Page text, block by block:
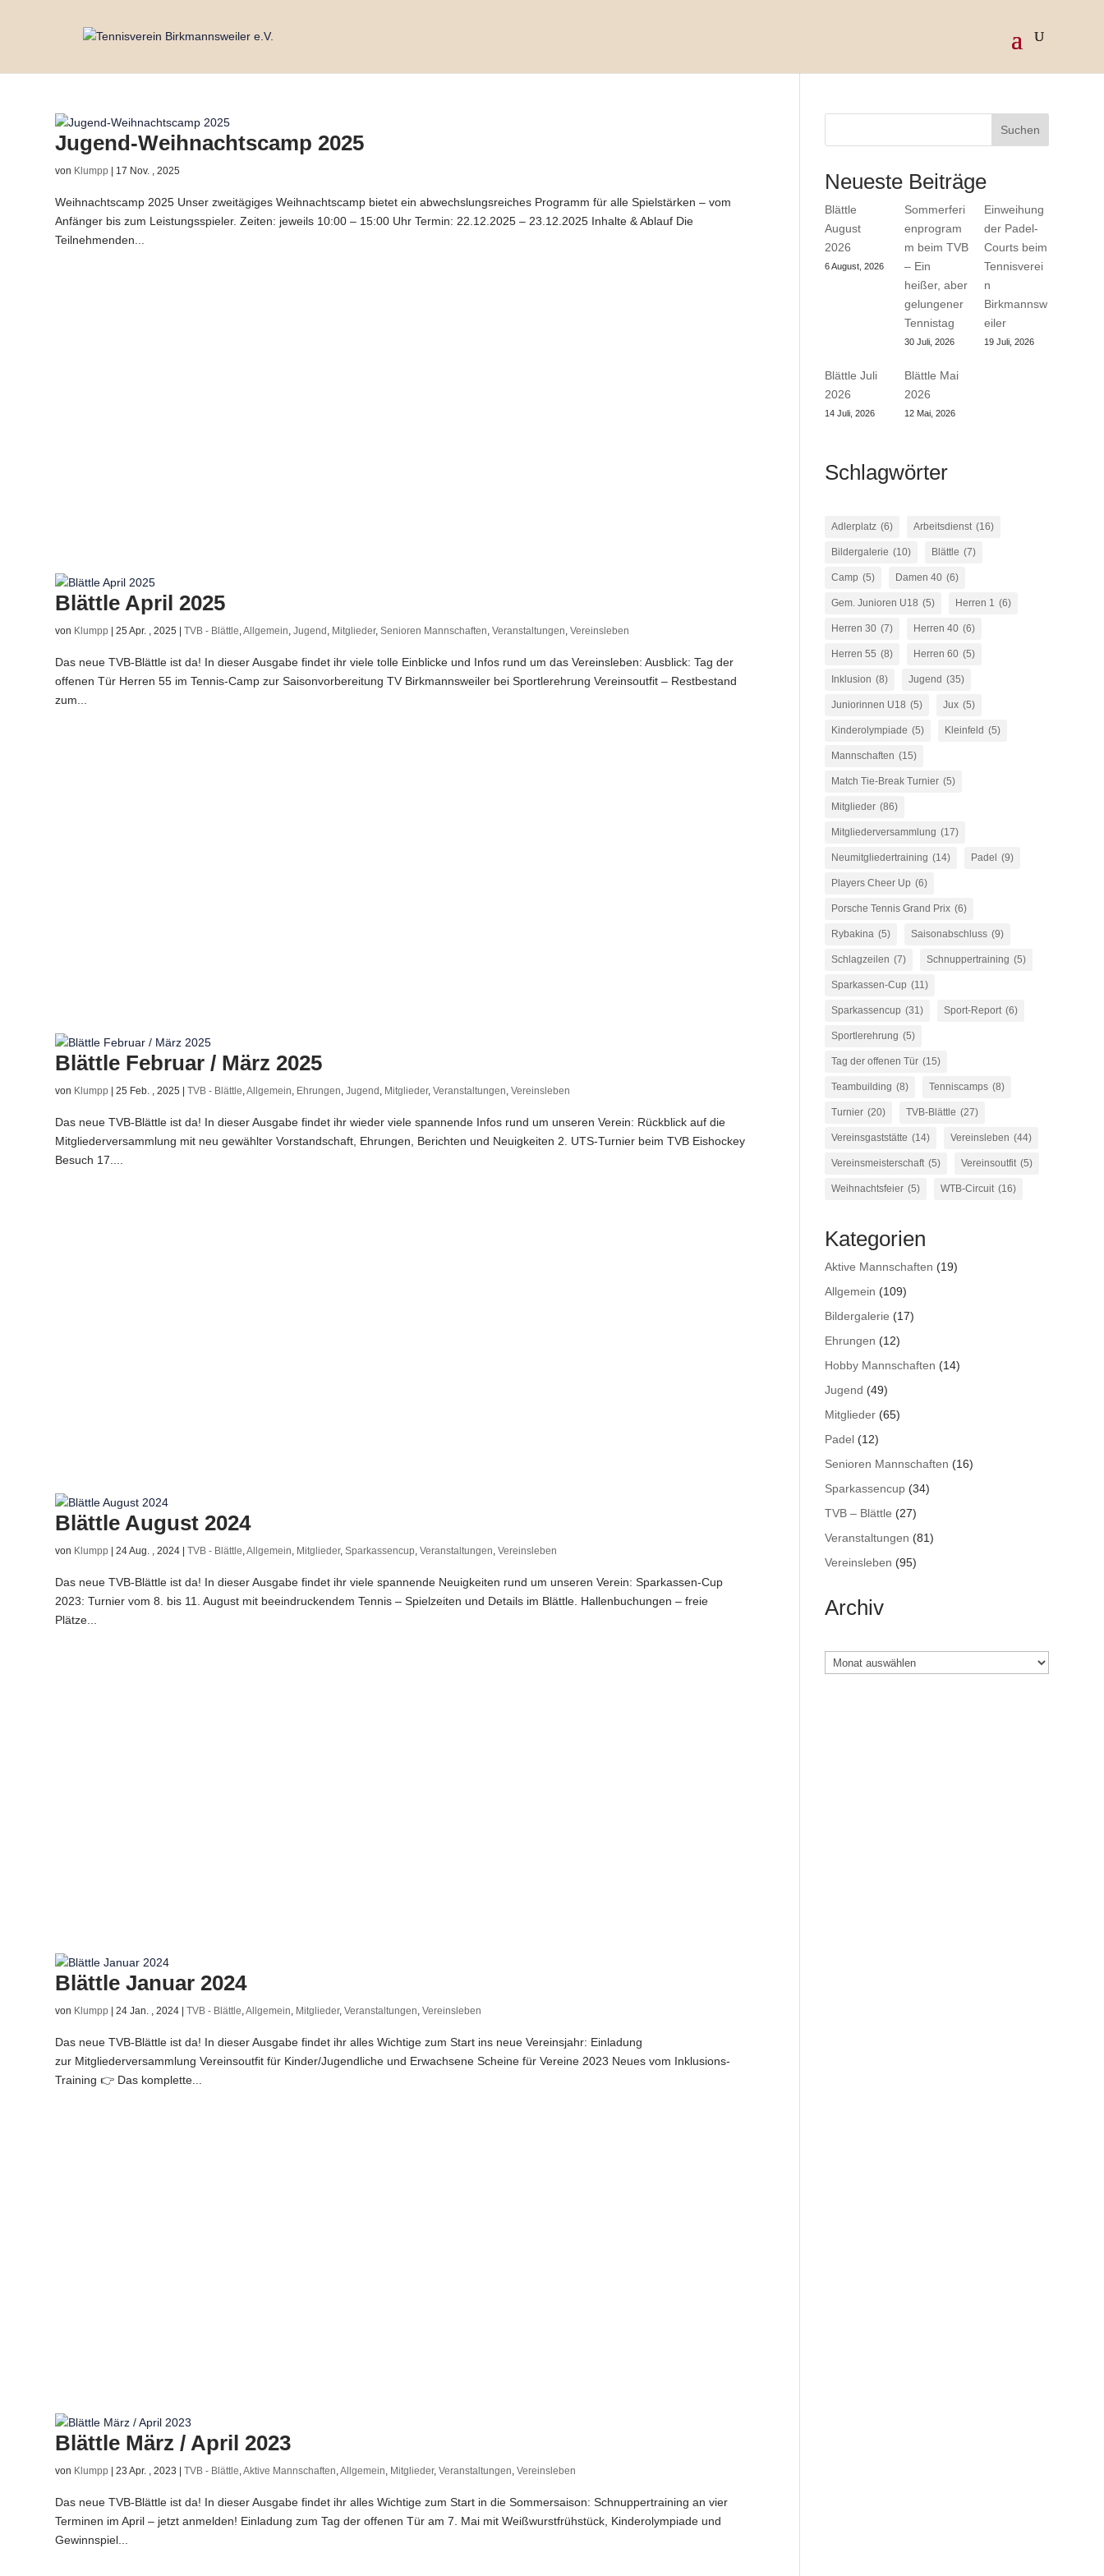
Jugend-Weihnachtscamp 2025
von Klumpp 17 Nov. , 2025
Weihnachtscamp 2025 Unser zweitägiges Weihnachtscamp bietet ein abwechslungsreiches Programm für alle Spielstärken – vom
Anfänger bis zum Leistungsspieler. Zeiten: jeweils 10:00 – 15:00 Uhr Termin: 22.12.2025 – 23.12.2025 Inhalte & Ablauf Die
Teilnehmenden...
Blättle April 2025
von Klumpp |25 Apr. , 2025 |TVB - Blättle,Allgemein,Jugend , Mitglieder,Senioren Mannschaften,Veranstaltungen,Vereinsleben
Das neue TVB-Blättle ist da! In dieser Ausgabe findet ihr viele tolle Einblicke und Infos rund um das Vereinsleben: Ausblick: Tag der
offenen Tür Herren 55 im Tennis-Camp zur Saisonvorbereitung TV Birkmannsweiler bei Sportlerehrung Vereinsoutfit – Restbestand
zum...
Blättle Februar / März 2025
von Klumpp |25 Feb. , 2025 |TVB - Blättle,Allgemein, Ehrungen,Jugend , Mitglieder,Veranstaltungen,Vereinsleben
Das neue TVB-Blättle ist da! In dieser Ausgabe findet ihr wieder viele spannende Infos rund um unseren Verein: Rückblick auf die
Mitgliederversammlung mit neu gewählter Vorstandschaft, Ehrungen, Berichten und Neuigkeiten 2. UTS-Turnier beim TVB Eishockey
Besuch 17....
Blättle August 2024
von Klumpp |24 Aug. , 2024 |TVB - Blättle,Allgemein, Mitglieder,Sparkassencup,Veranstaltungen,Vereinsleben
Das neue TVB-Blättle ist da! In dieser Ausgabe findet ihr viele spannende Neuigkeiten rund um unseren Verein: Sparkassen-Cup
2023: Turnier vom 8. bis 11. August mit beeindruckendem Tennis – Spielzeiten und Details im Blättle. Hallenbuchungen – freie
Plätze...
Blättle Januar 2024
von Klumpp |24 Jan. , 2024 |TVB - Blättle,Allgemein, Mitglieder,Veranstaltungen,Vereinsleben
Das neue TVB-Blättle ist da! In dieser Ausgabe findet ihr alles Wichtige zum Start ins neue Vereinsjahr: Einladung
zur Mitgliederversammlung Vereinsoutfit für Kinder/Jugendliche und Erwachsene Scheine für Vereine 2023 Neues vom Inklusions-
Training 👉 Das komplette...
Blättle März / April 2023
von Klumpp |23 Apr. , 2023 |TVB - Blättle,Aktive Mannschaften,Allgemein, Mitglieder,Veranstaltungen,Vereinsleben
Das neue TVB-Blättle ist da! In dieser Ausgabe findet ihr alles Wichtige zum Start in die Sommersaison: Schnuppertraining an vier
Terminen im April – jetzt anmelden! Einladung zum Tag der offenen Tür am 7. Mai mit Weißwurstfrühstück, Kinderolympiade und
Gewinnspiel...
Suchen
Neueste Beiträge
Blättle
August
2026
6 August, 2026
Sommerferi
enprogram
m beim TVB
– Ein
heißer, aber
gelungener
Tennistag
30 Juli, 2026
Einweihung
der Padel-
Courts beim
Tennisverei
n
Birkmannsw
eiler
19 Juli, 2026
Blättle Juli
2026
14 Juli, 2026
Blättle Mai
2026
12 Mai, 2026
Schlagwörter
Adlerplatz (6) Arbeitsdienst (16)
Bildergalerie (10) Blättle (7)
Camp (5) Damen 40 (6)
Gem. Junioren U18 (5) Herren 1 (6)
Herren 30 (7) Herren 40 (6)
Herren 55 (8) Herren 60 (5)
Inklusion (8) Jugend (35)
Juniorinnen U18 (5) Jux (5)
Kinderolympiade (5) Kleinfeld (5)
Mannschaften (15)
Match Tie-Break Turnier (5)
Mitglieder (86)
Mitgliederversammlung (17)
Neumitgliedertraining (14) Padel (9)
Players Cheer Up (6)
Porsche Tennis Grand Prix (6)
Rybakina (5) Saisonabschluss (9)
Schlagzeilen (7) Schnuppertraining (5)
Sparkassen-Cup (11)
Sparkassencup (31) Sport-Report (6)
Sportlerehrung (5)
Tag der offenen Tür (15)
Teambuilding (8) Tenniscamps (8)
Turnier (20) TVB-Blättle (27)
Vereinsgaststätte (14) Vereinsleben (44)
Vereinsmeisterschaft (5) Vereinsoutfit (5)
Weihnachtsfeier (5) WTB-Circuit (16)
Kategorien
Aktive Mannschaften (19)
Allgemein (109)
Bildergalerie (17)
Ehrungen (12)
Hobby Mannschaften (14)
Jugend (49)
Mitglieder (65)
Padel (12)
Senioren Mannschaften (16)
Sparkassencup (34)
TVB – Blättle (27)
Veranstaltungen (81)
Vereinsleben (95)
Archiv
Archiv